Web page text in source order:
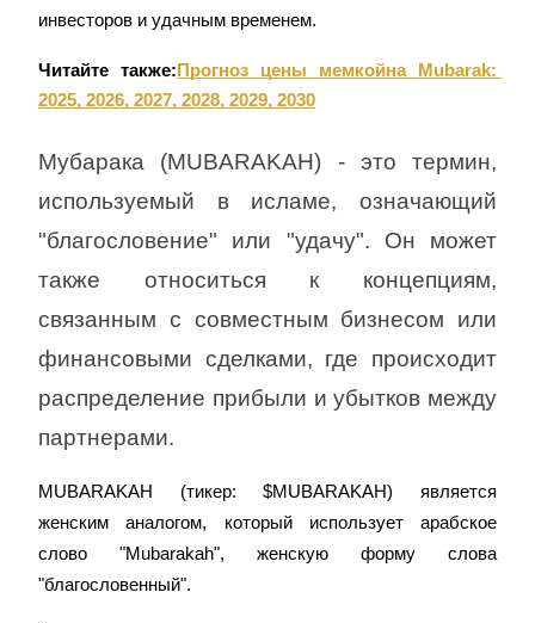
инвесторов и удачным временем.
Читайте также: Прогноз цены мемкойна Mubarak:
2025, 2026, 2027, 2028, 2029, 2030
Мубарака (MUBARAKAH) - это термин,
используемый в исламе, означающий
"благословение" или "удачу". Он может
также относиться к концепциям,
связанным с совместным бизнесом или
финансовыми сделками, где происходит
распределение прибыли и убытков между
партнерами.
MUBARAKAH (тикер: $MUBARAKAH) является
женским аналогом, который использует арабское
слово "Mubarakah", женскую форму слова
"благословенный".